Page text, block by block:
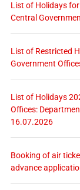
List of Holidays
Central
List of Restricted
Government
List of Holidays
Offices:
16.07.2026
Booking of air
advance